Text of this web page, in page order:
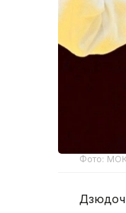
Фото: МОҚ